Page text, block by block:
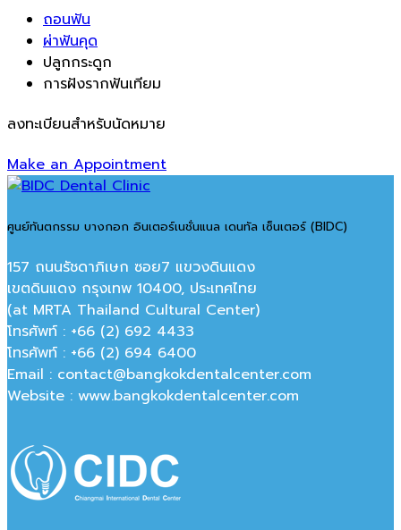
ถอนฟัน
ผ่าฟันคุด
ปลูกกระดูก
การฝังรากฟันเทียม
ลงทะเบียนสำหรับนัดหมาย
Make an Appointment
ศูนย์ทันตกรรม บางกอก อินเตอร์เนชั่นแนล เดนทัล เซ็นเตอร์ (BIDC)
157 ถนนรัชดาภิเษก ซอย7 แขวงดินแดง
เขตดินแดง กรุงเทพ 10400, ประเทศไทย
(at MRTA Thailand Cultural Center)
โทรศัพท์ : +66 (2) 692 4433
โทรศัพท์ : +66 (2) 694 6400
Email : contact@bangkokdentalcenter.com
Website : www.bangkokdentalcenter.com